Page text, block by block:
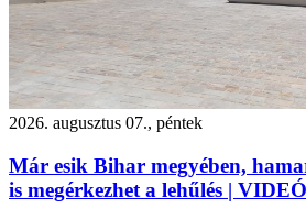
2026. augusztus 07., péntek
Már esik Bihar megyében,
is megérkezhet a lehűlés | VIDEÓ